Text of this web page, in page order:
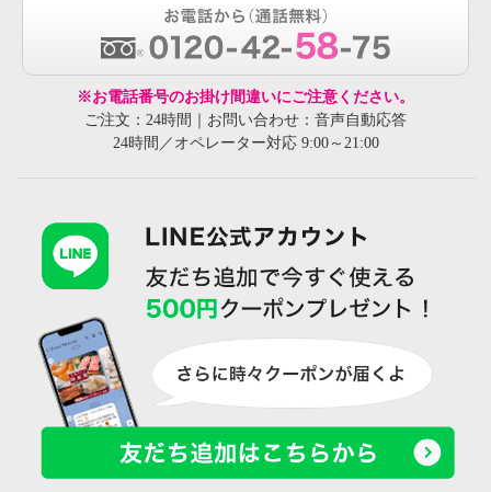
※お電話番号のお掛け間違いにご注意ください。
ご注文：24時間｜お問い合わせ：音声自動応答
24時間／オペレーター対応 9:00～21:00